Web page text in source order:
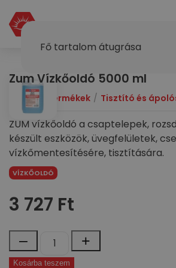
Fő tartalom átugrása
még 40000 ft
Zum Vízkőoldó 5000 ml
Dymol Termékek Tisztító és
ZUM vízkőoldó a csaptelepek,
készült eszközök, üvegfelületek,
vízkőmentesítésére, tisztítására.
VÍZKŐOLDÓ
3 727 Ft
–
Zum
Vízkőoldó
+
Kosárba teszem